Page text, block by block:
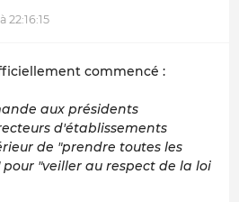
22:16:15
commencé :
aux présidents
d'établissements
de "prendre toutes les
pour "veiller au respect de la loi